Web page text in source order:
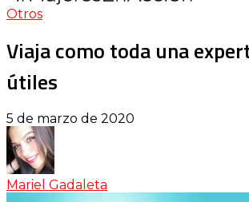
Otros
Viaja como toda una
útiles
5 de marzo de 2020
Mariel Gadaleta